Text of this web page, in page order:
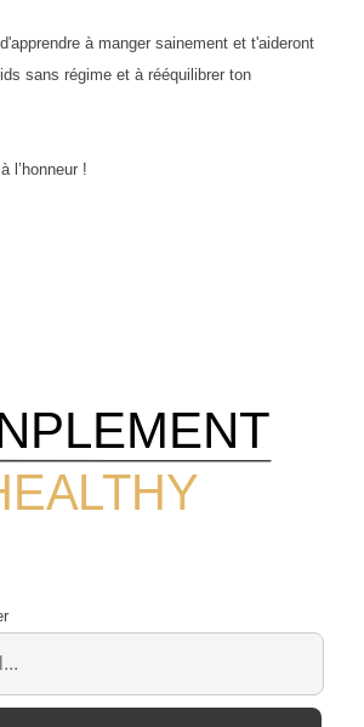
à manger sainement et t'aideront
sans régime et à rééquilibrer ton
l’honneur !